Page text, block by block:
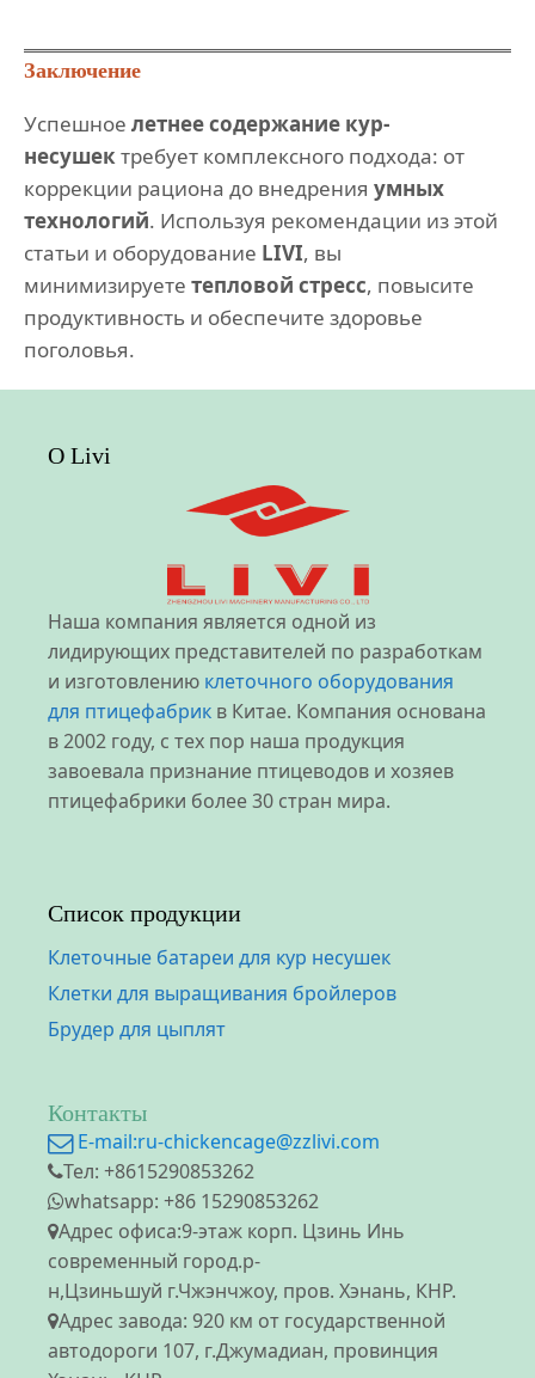
Заключение
Успешное летнее содержание кур-
несушектребует комплексного подхода: от
коррекции рациона до внедрения умных
технологий. Используя рекомендации из этой
статьи и оборудование LIVI, вы
минимизируете тепловой стресс, повысите
продуктивность и обеспечите здоровье
поголовья.
О Livi
Наша компания является одной из
лидирующих представителей по разработкам
и изготовлению клеточного оборудования
для птицефабрик в Китае. Компания основана
в 2002 году, с тех пор наша продукция
завоевала признание птицеводов и хозяев
птицефабрики более 30 стран мира.
Список продукции
Клеточные батареи для кур несушек
Клетки для выращивания бройлеров
Брудер для цыплят
Контакты
E-mail:ru-chickencage@zzlivi.com
Тел: +8615290853262
whatsapp: +86 15290853262
Адрес офиса:9-этаж корп. Цзинь Инь
современный город.р-
н,Цзиньшуй г.Чжэнчжоу, пров. Хэнань, КНР.
Адрес завода: 920 км от государственной
автодороги 107, г.Джумадиан, провинция